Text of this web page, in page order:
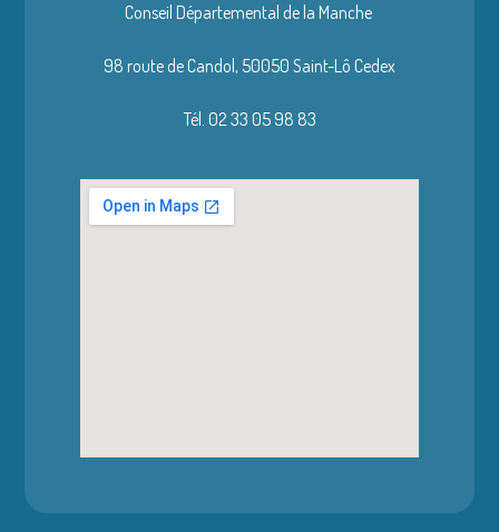
Conseil Départemental de la Manche
98 route de Candol, 50050 Saint-Lô Cedex
Tél. 02 33 05 98 83